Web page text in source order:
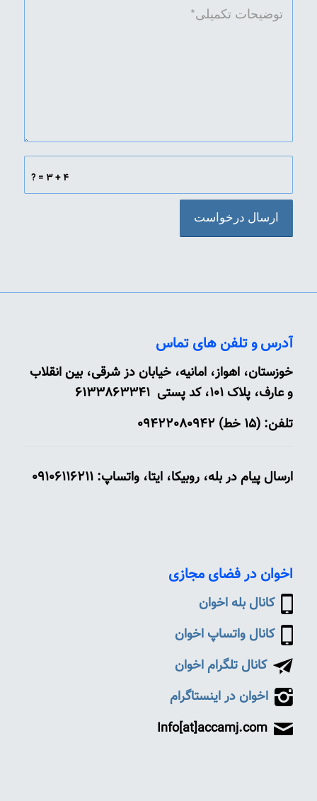
4 + 3 = ?
آدرس و تلفن های تماس
خوزستان، اهواز، امانیه، خیابان دز شرقی، بین انقلاب
و عارف، پلاک 101، کد پستی 6133863341
تلفن: (15 خط) 09422080942
ارسال پیام در بله، روبیکا، ایتا، واتساپ: 09106116211
اخوان در فضای مجازی
کانال بله اخوان
کانال واتساپ اخوان
کانال تلگرام اخوان
اخوان در اینستاگرام
Info[at]accamj.com